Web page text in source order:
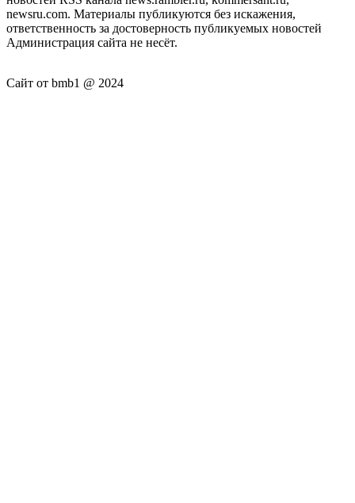
newsru.com. Материалы публикуются без искажения,
ответственность за достоверность публикуемых новостей
Администрация сайта не несёт.
Сайт от bmb1 @ 2024